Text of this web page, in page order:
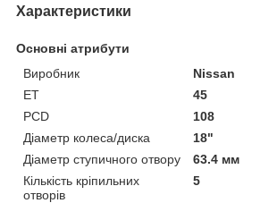
Характеристики
Основні атрибути
Виробник
Nissan
ET
45
PCD
108
Діаметр колеса/диска
18"
Діаметр ступичного отвору
63.4 мм
Кількість кріпильних
отворів
5